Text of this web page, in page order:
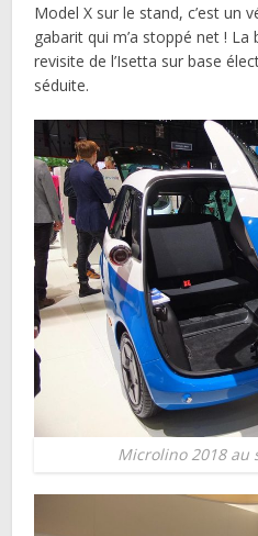
Model X sur le stand, c’est un
gabarit qui m’a stoppé net ! La
revisite de l’Isetta sur base
séduite.
Microlino 2018 au